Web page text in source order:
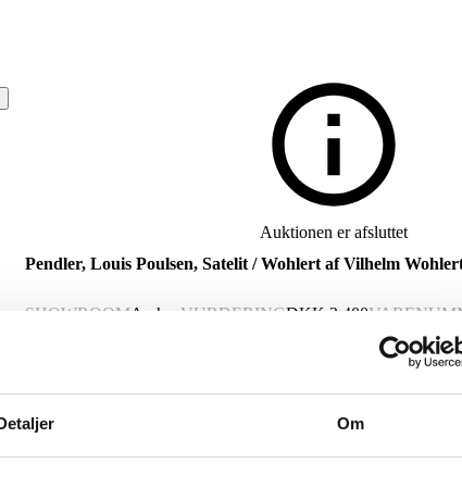
Om
Auktionen er afsluttet
Pendler, Louis Poulsen, Satelit / Wohlert af Vilhelm
SHOWROOM Aarhus VURDERINGDKK 2.400
Vilhelm Wohlert for Louis Poulsen, model Satellit pendler / Wohlert
med ophæng. H. 31 cm. Ø 32 cm. Fremstår med alm. aldersrelateret